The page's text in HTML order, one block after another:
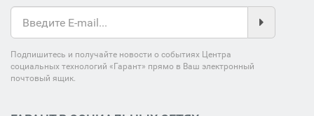
Подпишитесь и получайте новости о событиях Центра
социальных технологий «Гарант» прямо в Ваш электронный
почтовый ящик.